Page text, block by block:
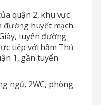
quận 2, khu vực
huyết mạch.
tuyến đường
tiếp với hầm Thủ
1, gần tuyến
ngủ, 2WC, phòng